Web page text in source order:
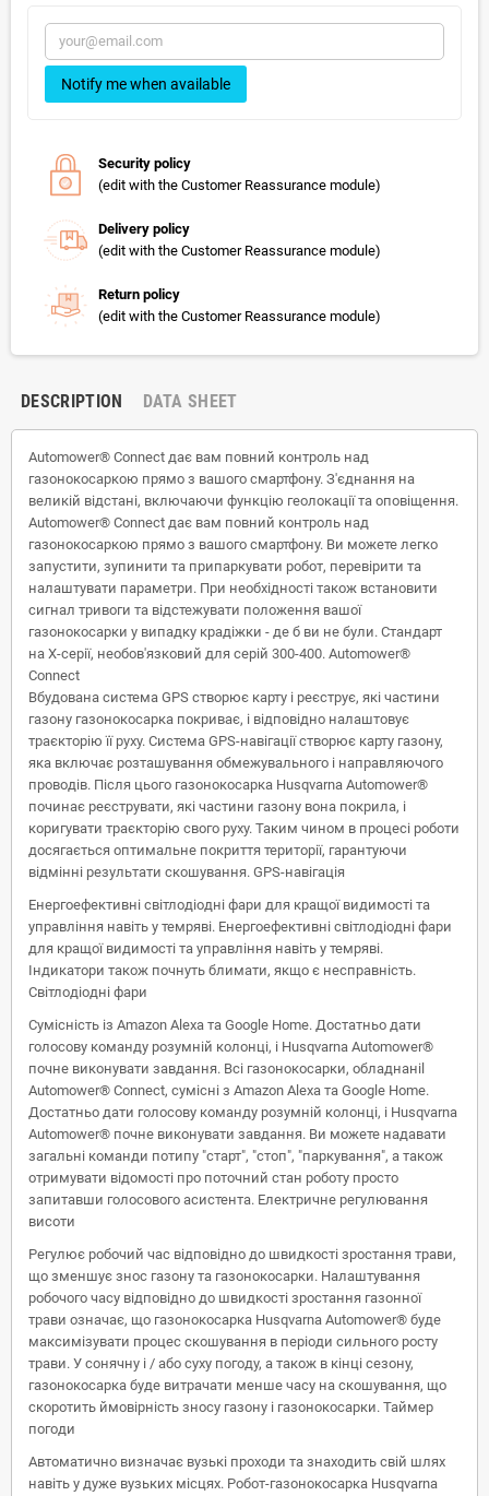
Notify me when available
Security policy
(edit with the Customer Reassurance module)
Delivery policy
(edit with the Customer Reassurance module)
Return policy
(edit with the Customer Reassurance module)
DESCRIPTION DATA SHEET
Automower® Connect дає вам повний контроль над
газонокосаркою прямо з вашого смартфону. З'єднання на
великій відстані, включаючи функцію геолокації та оповіщення.
Automower® Connect дає вам повний контроль над
газонокосаркою прямо з вашого смартфону. Ви можете легко
запустити, зупинити та припаркувати робот, перевірити та
налаштувати параметри. При необхідності також встановити
сигнал тривоги та відстежувати положення вашої
газонокосарки у випадку крадіжки - де б ви не були. Стандарт
на X-серії, необов'язковий для серій 300-400. Automower®
Connect
Вбудована система GPS створює карту і реєструє, які частини
газону газонокосарка покриває, і відповідно налаштовує
траєкторію її руху. Система GPS-навігації створює карту газону,
яка включає розташування обмежувального і направляючого
проводів. Після цього газонокосарка Husqvarna Automower®
починає реєструвати, які частини газону вона покрила, і
коригувати траєкторію свого руху. Таким чином в процесі роботи
досягається оптимальне покриття території, гарантуючи
відмінні результати скошування. GPS-навігація
Енергоефективні світлодіодні фари для кращої видимості та
управління навіть у темряві. Енергоефективні світлодіодні фари
для кращої видимості та управління навіть у темряві.
Індикатори також почнуть блимати, якщо є несправність.
Світлодіодні фари
Сумісність із Amazon Alexa та Google Home. Достатньо дати
голосову команду розумній колонці, і Husqvarna Automower®
почне виконувати завдання. Всі газонокосарки, обладнаніl
Automower® Connect, сумісні з Amazon Alexa та Google Home.
Достатньо дати голосову команду розумній колонці, і Husqvarna
Automower® почне виконувати завдання. Ви можете надавати
загальні команди потипу "старт", "стоп", "паркування", а також
отримувати відомості про поточний стан роботу просто
запитавши голосового асистента. Електричне регулювання
висоти
Регулює робочий час відповідно до швидкості зростання трави,
що зменшує знос газону та газонокосарки. Налаштування
робочого часу відповідно до швидкості зростання газонної
трави означає, що газонокосарка Husqvarna Automower® буде
максимізувати процес скошування в періоди сильного росту
трави. У сонячну і / або суху погоду, а також в кінці сезону,
газонокосарка буде витрачати менше часу на скошування, що
скоротить ймовірність зносу газону і газонокосарки. Таймер
погоди
Автоматично визначає вузькі проходи та знаходить свій шлях
навіть у дуже вузьких місцях. Робот-газонокосарка Husqvarna